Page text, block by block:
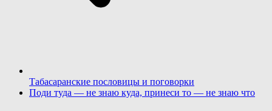
Табасаранские пословицы и поговорки
Поди туда — не знаю куда, принеси то — не знаю что